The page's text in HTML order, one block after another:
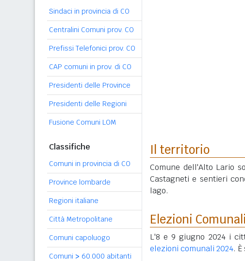
Sindaci in provincia di CO
Centralini Comuni prov. CO
Prefissi Telefonici prov. CO
CAP comuni in prov. di CO
Presidenti delle Province
Presidenti delle Regioni
Fusione Comuni LOM
Classifiche
Comuni in provincia di CO
Province lombarde
Regioni italiane
Città Metropolitane
Comuni capoluogo
Comuni > 60.000 abitanti
Il territorio
Comune dell'Alto Lario
Castagneti e sentieri
lago.
Elezioni Comunali
L'8 e 9 giugno 2024 i
elezioni comunali 2024.